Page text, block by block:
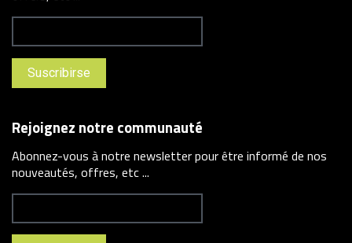
Rejoignez notre communauté
Abonnez-vous à notre newsletter pour être informé de nos
nouveautés, offres, etc ...